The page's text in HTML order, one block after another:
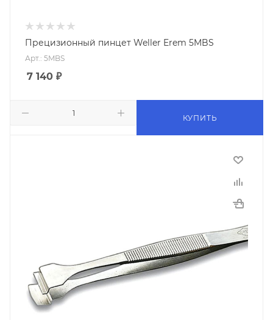
Прецизионный пинцет Weller Erem 5MBS
Арт.: 5MBS
7 140 ₽
КУПИТЬ